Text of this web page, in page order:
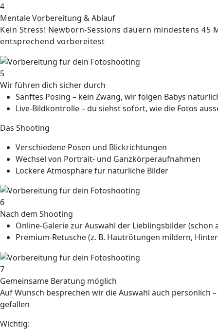
4
Mentale Vorbereitung & Ablauf
Kein Stress! Newborn-Sessions dauern mindestens 45
entsprechend vorbereitest
5
Wir führen dich sicher durch
Sanftes Posing – kein Zwang, wir folgen Babys
Live-Bildkontrolle– du siehst sofort, wie die Fotos
Das Shooting
Verschiedene Posen und Blickrichtungen
Wechsel von Portrait- und Ganzkörperaufnahmen
Lockere Atmosphäre für natürliche Bilder
6
Nach dem Shooting
Online-Galeriezur Auswahl der Lieblingsbilder (schon
Premium-Retusche(z. B. Hautrötungen mildern,
7
Gemeinsame Beratung möglich
Auf Wunsch besprechen wir die Auswahl auch persönlich
gefallen
Wichtig: